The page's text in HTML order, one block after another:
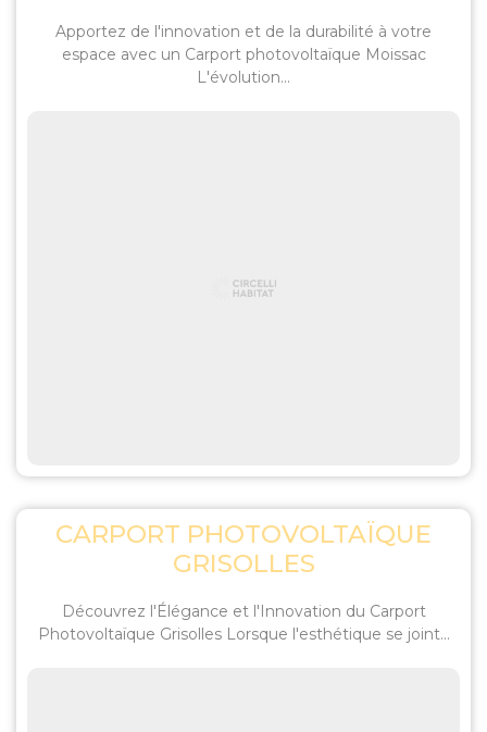
Apportez de l'innovation et de la durabilité à votre
espace avec un Carport photovoltaïque Moissac
L'évolution...
CARPORT PHOTOVOLTAÏQUE
GRISOLLES
Découvrez l'Élégance et l'Innovation du Carport
Photovoltaïque Grisolles Lorsque l'esthétique se joint...